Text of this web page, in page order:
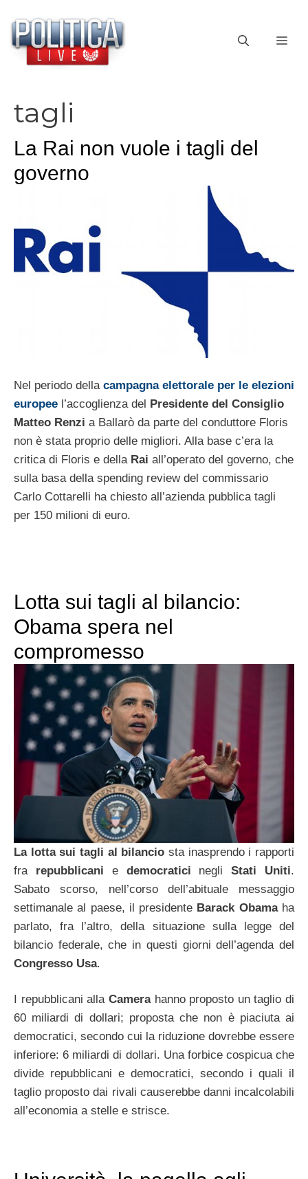
contenuto
tagli
La Rai non vuole i tagli del
governo
Nel periodo della campagna elettorale per le elezioni
europee l’accoglienza del Presidente del Consiglio
Matteo Renzi a Ballarò da parte del conduttore Floris
non è stata proprio delle migliori. Alla base c’era la
critica di Floris e della Rai all’operato del governo, che
sulla basa della spending review del commissario
Carlo Cottarelli ha chiesto all’azienda pubblica tagli
per 150 milioni di euro.
Lotta sui tagli al bilancio:
Obama spera nel
compromesso
La lotta sui tagli al bilancio sta inasprendo i rapporti
fra repubblicani e democratici negliStati Uniti.
Sabato scorso, nell’corso dell’abituale messaggio
settimanale al paese, il presidente Barack Obama ha
parlato, fra l’altro, della situazione sulla legge del
bilancio federale, che in questi giorni dell’agenda del
Congresso Usa.
I repubblicani alla Camera hanno proposto un taglio di
60 miliardi di dollari; proposta che non è piaciuta ai
democratici, secondo cui la riduzione dovrebbe essere
inferiore: 6 miliardi di dollari. Una forbice cospicua che
divide repubblicani e democratici, secondo i quali il
taglio proposto dai rivali causerebbe danni incalcolabili
all’economia a stelle e strisce.